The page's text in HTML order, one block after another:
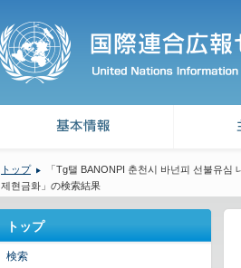
トップ
「Tg탤 BANONPI 춘천시 바넌피 선불유
제현금화」の検索結果
トップ
検索